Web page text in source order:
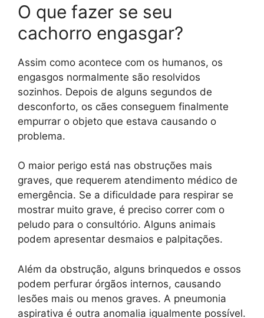
O que fazer se seu
cachorro engasgar?
Assim como acontece com os humanos, os
engasgos normalmente são resolvidos
sozinhos. Depois de alguns segundos de
desconforto, os cães conseguem finalmente
empurrar o objeto que estava causando o
problema.
O maior perigo está nas obstruções mais
graves, que requerem atendimento médico de
emergência. Se a dificuldade para respirar se
mostrar muito grave, é preciso correr com o
peludo para o consultório. Alguns animais
podem apresentar desmaios e palpitações.
Além da obstrução, alguns brinquedos e ossos
podem perfurar órgãos internos, causando
lesões mais ou menos graves. A pneumonia
aspirativa é outra anomalia igualmente possível.